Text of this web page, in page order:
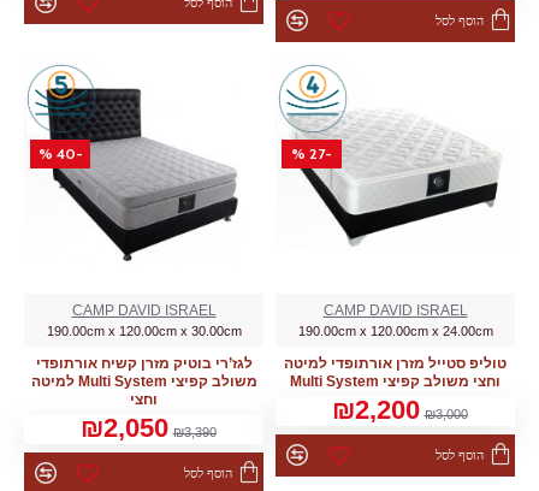
הוסף לסל
-27 %
CAMP DAVID ISRAEL
190.00cm x 120.00cm x 24.00cm
טוליפ סטייל מזרן אורתופדי למיטה
וחצי משולב קפיצי Multi System
₪3,000
₪2,200
הוסף לסל
-40 %
CAMP DAVID ISRAEL
190.00cm x 120.00cm x 30.00cm
לגז’רי בוטיק מזרן קשיח אורתופדי
משולב קפיצי Multi System למיטה
וחצי
₪3,390
₪2,050
הוסף לסל